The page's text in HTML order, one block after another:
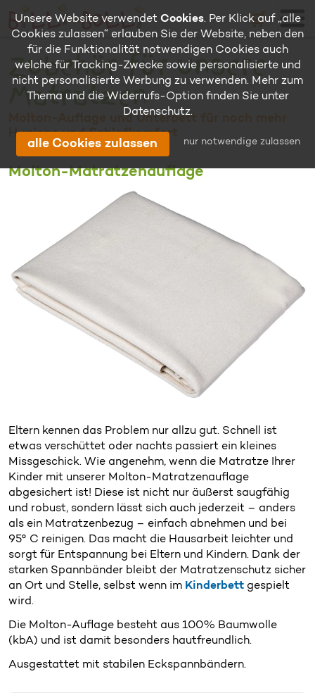
🛒
Zubehör für unsere
Matratzen
Molton-Auflage und Unterbett für noch mehr
Hygiene und Schlafkomfort
Molton-Matratzenauflage
Eltern kennen das Problem nur allzu gut. Schnell ist
etwas verschüttet oder nachts passiert ein kleines
Missgeschick. Wie angenehm, wenn die Matratze Ihrer
Kinder mit unserer Molton-Matratzenauflage
abgesichert ist! Diese ist nicht nur äußerst saugfähig
und robust, sondern lässt sich auch jederzeit – anders
als ein Matratzenbezug – einfach abnehmen und bei
95° C reinigen. Das macht die Hausarbeit leichter und
sorgt für Entspannung bei Eltern und Kindern. Dank der
starken Spannbänder bleibt der Matratzenschutz sicher
an Ort und Stelle, selbst wenn im Kinderbettgespielt
wird.
Die Molton-Auflage besteht aus 100% Baumwolle
(kbA) und ist damit besonders hautfreundlich.
Ausgestattet mit stabilen Eckspannbändern.
Unsere Website verwendet Cookies. Per Klick auf „alle
Cookies zulassen“ erlauben Sie der Website, neben den
für die Funktionalität notwendigen Cookies auch
welche für Tracking-Zwecke sowie personalisierte und
nicht personalisierte Werbung zu verwenden. Mehr zum
Thema und die Widerrufs-Option finden Sie unter
Datenschutz.
alle Cookies zulassen nur notwendige zulassen